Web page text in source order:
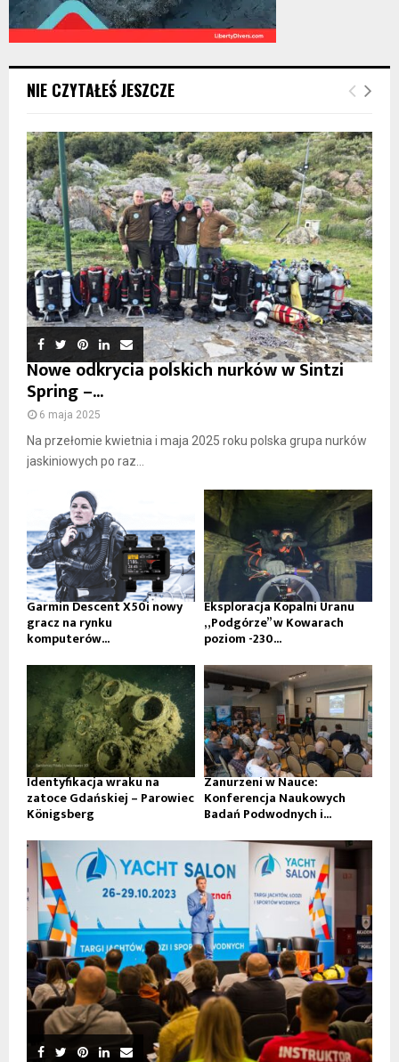
NIE CZYTAŁEŚ JESZCZE
Nowe odkrycia polskich nurków w Sintzi
Spring –...
6 maja 2025
Na przełomie kwietnia i maja 2025 roku polska grupa nurków
jaskiniowych po raz...
Garmin Descent X50i nowy
gracz na rynku
komputerów...
Eksploracja Kopalni Uranu
„Podgórze” w Kowarach
poziom -230...
Identyfikacja wraku na
zatoce Gdańskiej – Parowiec
Königsberg
Zanurzeni w Nauce:
Konferencja Naukowych
Badań Podwodnych i...